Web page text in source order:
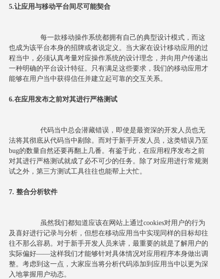
5.让应用与移动平台间尽可能契合
也成为该平台本身的招牌或者说定义。当大家在设计移动应用的过
程当中，必须认真考量对应操作系统的设计理念，并向用户传递出
一种明确的平台设计特征。只有满足这些要求，我们的移动应用才
能够在用户当中获得信任并建立起可靠的交互关系。
6.在应用发布之前对其进行严格测试
法将其彻底从代码当中剔除。而对于新手开发人员，这类错误乃至
bug的数量自然还要再翻上几番。有鉴于此，在应用程序发布之前
对其进行严格测试就成了必不可少的任务。除了对应用进行常规测
试之外，第三方测试工具往往也能帮上大忙。
7. 整合分析软件
及喜好进行记录与分析，但想在移动应用当中实现同样的目标却往
往不那么容易。对于新手开发人员来讲，最重要的就是了解用户的
实际偏好——这样我们才能够针对具体情况对应用程序本身做出调
整。考虑到这一点，大家应当将分析代码添加到应用当中以更为深
入地掌握用户动态。